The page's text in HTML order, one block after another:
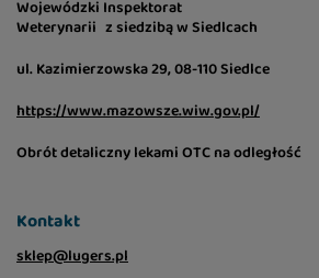
Wojewódzki Inspektorat
Weterynarii z siedzibą w Siedlcach
ul. Kazimierzowska 29, 08-110 Siedlce
https://www.mazowsze.wiw.gov.pl/
Obrót detaliczny lekami OTC na odległość
Kontakt
sklep@lugers.pl